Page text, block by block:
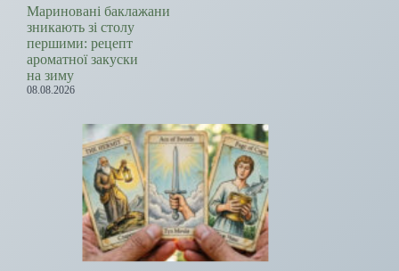
Мариновані баклажани
зникають зі столу
першими: рецепт
ароматної закуски
на зиму
08.08.2026